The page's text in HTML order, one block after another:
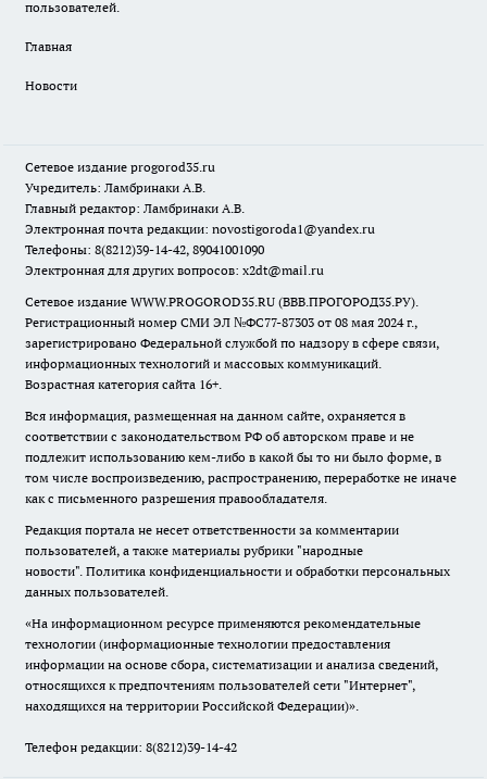
пользователей.
Главная
Новости
Сетевое издание progorod35.ru
Учредитель: Ламбринаки А.В.
Главный редактор: Ламбринаки А.В.
Электронная почта редакции: novostigoroda1@yandex.ru
Телефоны: 8(8212)39-14-42, 89041001090
Электронная для других вопросов: x2dt@mail.ru
Сетевое издание WWW.PROGOROD35.RU (ВВВ.ПРОГОРОД35.РУ).
Регистрационный номер СМИ ЭЛ №ФС77-87303 от 08 мая 2024 г.,
зарегистрировано Федеральной службой по надзору в сфере связи,
информационных технологий и массовых коммуникаций.
Возрастная категория сайта 16+.
Вся информация, размещенная на данном сайте, охраняется в
соответствии с законодательством РФ об авторском праве и не
подлежит использованию кем-либо в какой бы то ни было форме, в
том числе воспроизведению, распространению, переработке не иначе
как с письменного разрешения правообладателя.
Редакция портала не несет ответственности за комментарии
пользователей, а также материалы рубрики "народные
новости". Политика конфиденциальности и обработки персональных
данных пользователей.
«На информационном ресурсе применяются рекомендательные
технологии (информационные технологии предоставления
информации на основе сбора, систематизации и анализа сведений,
относящихся к предпочтениям пользователей сети "Интернет",
находящихся на территории Российской Федерации)».
Телефон редакции: 8(8212)39-14-42